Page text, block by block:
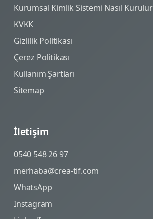
Kurumsal Kimlik Sistemi Nasıl Kurulur
KVKK
Gizlilik Politikası
Çerez Politikası
Kullanım Şartları
Sitemap
İletişim
0540 548 26 97
merhaba@crea-tif.com
WhatsApp
Instagram